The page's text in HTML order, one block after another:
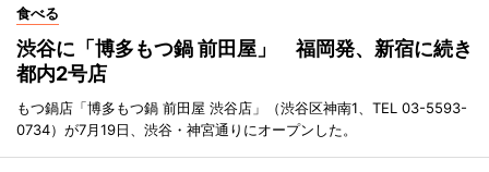
食べる
渋谷に「博多もつ鍋 前田屋」 福岡発、新宿に続き
都内2号店
もつ鍋店「博多もつ鍋 前田屋 渋谷店」（渋谷区神南1、TEL 03-5593-
0734）が7月19日、渋谷・神宮通りにオープンした。